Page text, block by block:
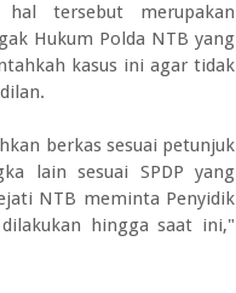
hal tersebut merupakan
Hukum Polda NTB yang
kasus ini agar tidak
berkas sesuai petunjuk
lain sesuai SPDP yang
NTB meminta Penyidik
hingga saat ini,"